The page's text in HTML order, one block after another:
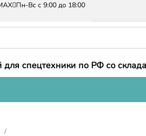
Пн-Вс с 9:00 до 18:00
для спецтехники по РФ со